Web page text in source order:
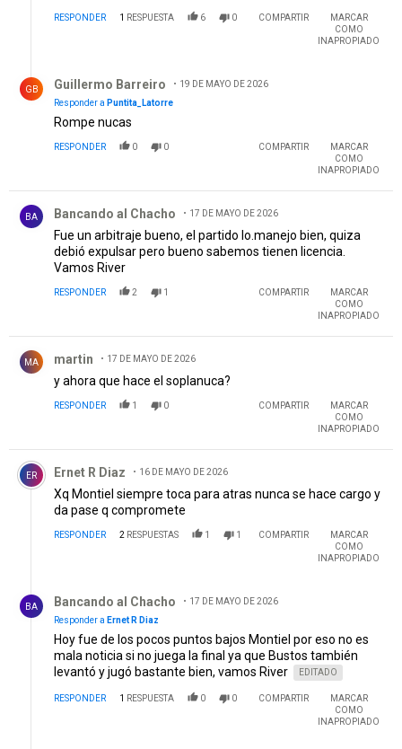
RESPONDER 1 RESPUESTA 6 0 COMPARTIR
MARCAR
COMO
INAPROPIADO
GB Guillermo Barreiro
19 DE MAYO DE 2026
Responder a Puntita_Latorre
Rompe nucas
RESPONDER 0 0 COMPARTIR
MARCAR
COMO
INAPROPIADO
BA Bancando al Chacho 17 DE MAYO DE 2026
Fue un arbitraje bueno, el partido lo.manejo bien, quiza
debió expulsar pero bueno sabemos tienen licencia.
Vamos River
RESPONDER 2 1 COMPARTIR
MARCAR
COMO
INAPROPIADO
MA martin 17 DE MAYO DE 2026
y ahora que hace el soplanuca?
RESPONDER 1 0 COMPARTIR
MARCAR
COMO
INAPROPIADO
Comentario de Ernet R Diaz.
ER Ernet R Diaz 16 DE MAYO DE 2026
Xq Montiel siempre toca para atras nunca se hace cargo y
da pase q compromete
RESPONDER 2 RESPUESTAS 1 1 COMPARTIR
MARCAR
COMO
INAPROPIADO
BA Bancando al Chacho
17 DE MAYO DE 2026
Responder a Ernet R Diaz
Hoy fue de los pocos puntos bajos Montiel por eso no es
mala noticia si no juega la final ya que Bustos también
levantó y jugó bastante bien, vamos River
EDITADO
RESPONDER 1 RESPUESTA 0 0 COMPARTIR
MARCAR
COMO
INAPROPIADO